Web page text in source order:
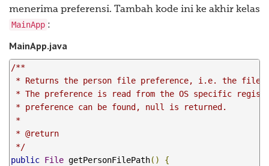
menerima preferensi. Tambah kode ini ke akhir kelas
MainApp :
MainApp.java
/**
* Returns the person file preference, i.e. the file
* The preference is read from the OS specific
* preference can be found, null is returned.
*
* @return
*/
public File getPersonFilePath()
{